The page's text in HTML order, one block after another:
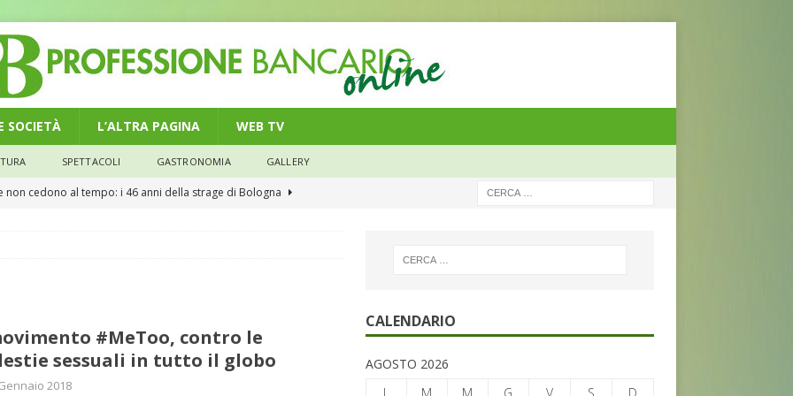
SOCIETÀ L’ALTRA PAGINA WEB TV
SPETTACOLI GASTRONOMIA GALLERY
non cedono al tempo: i 46 anni della strage di Bologna
num.16/2026 – Legge di Bilancio 2026 – Il nuovo limite di 5000
#MeToo, contro le
sessuali in tutto il globo
2018
CALENDARIO
AGOSTO 2026
L
M M G V S
D